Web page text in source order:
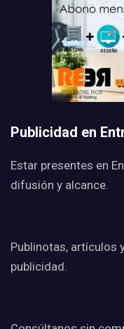
Publicidad en
Estar presentes en
difusión y alcance.
Publinotas, artículos
publicidad.